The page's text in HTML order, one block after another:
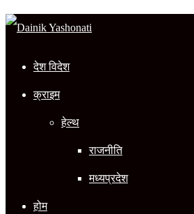
देश विदेश
क्राइम
हेल्थ
राजनीति
मध्यप्रदेश
होम